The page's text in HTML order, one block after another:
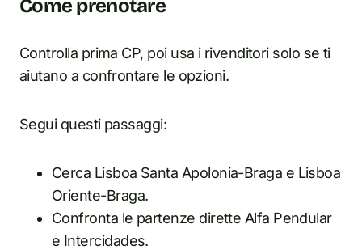
Come prenotare
Controlla prima CP, poi usa i rivenditori solo se ti
aiutano a confrontare le opzioni.
Segui questi passaggi:
Cerca Lisboa Santa Apolonia-Braga e Lisboa
Oriente-Braga.
Confronta le partenze dirette Alfa Pendular
e Intercidades.